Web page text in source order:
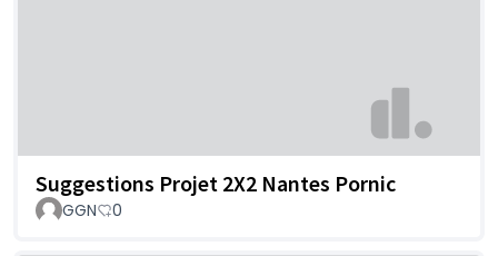
Suggestions Projet 2X2 Nantes Pornic
GGN 0